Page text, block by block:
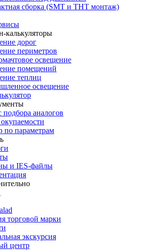
сборка (SMT и THT монтаж)
калькуляторы
дорог
периметров
освещение
помещений
теплиц
освещение
подбора аналогов
по параметрам
и IES-файлы
торговой марки
экскурсия
центр